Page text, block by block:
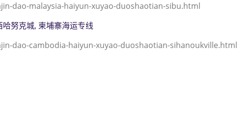
dao-malaysia-haiyun-xuyao-duoshaotian-sibu.html
努克城, 柬埔寨海运专线
dao-cambodia-haiyun-xuyao-duoshaotian-sihanoukville.html